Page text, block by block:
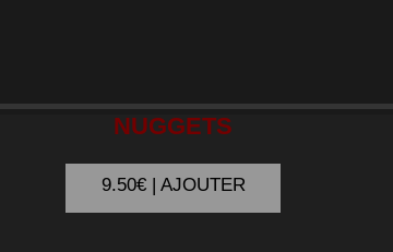
ENFANT
NUGGETS
9.50€ | AJOUTER